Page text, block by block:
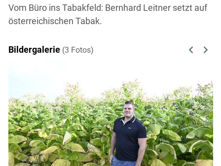
Vom Büro ins Tabakfeld: Bernhard Leitner setzt auf
österreichischen Tabak.
Bildergalerie (3 Fotos) Previous
Next